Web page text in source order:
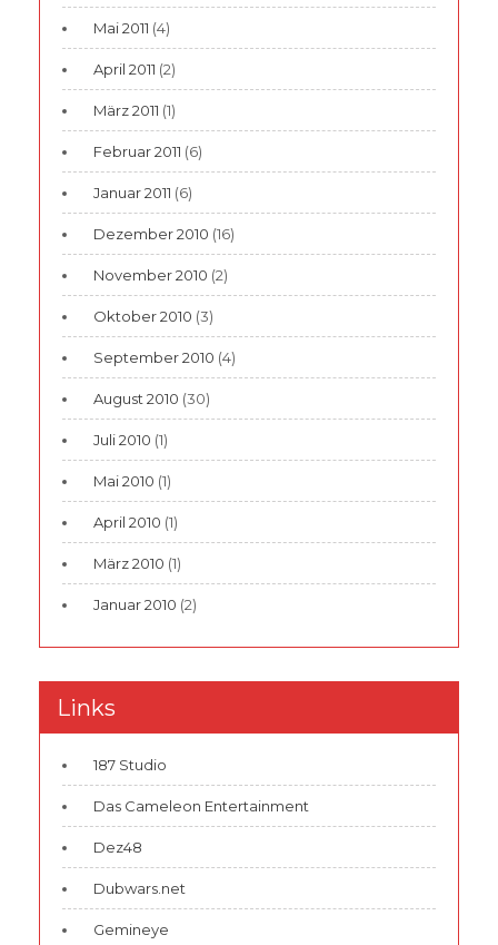
Mai 2011 (4)
April 2011 (2)
März 2011 (1)
Februar 2011 (6)
Januar 2011 (6)
Dezember 2010 (16)
November 2010 (2)
Oktober 2010 (3)
September 2010 (4)
August 2010 (30)
Juli 2010 (1)
Mai 2010 (1)
April 2010 (1)
März 2010 (1)
Januar 2010 (2)
Links
187 Studio
Das Cameleon Entertainment
Dez48
Dubwars.net
Gemineye